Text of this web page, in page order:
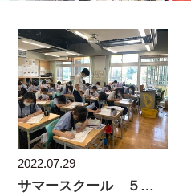
2022.07.29
サマースクール ５日目